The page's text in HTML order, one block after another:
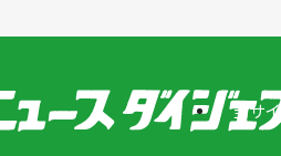
／日本ロボット工業会
当サ